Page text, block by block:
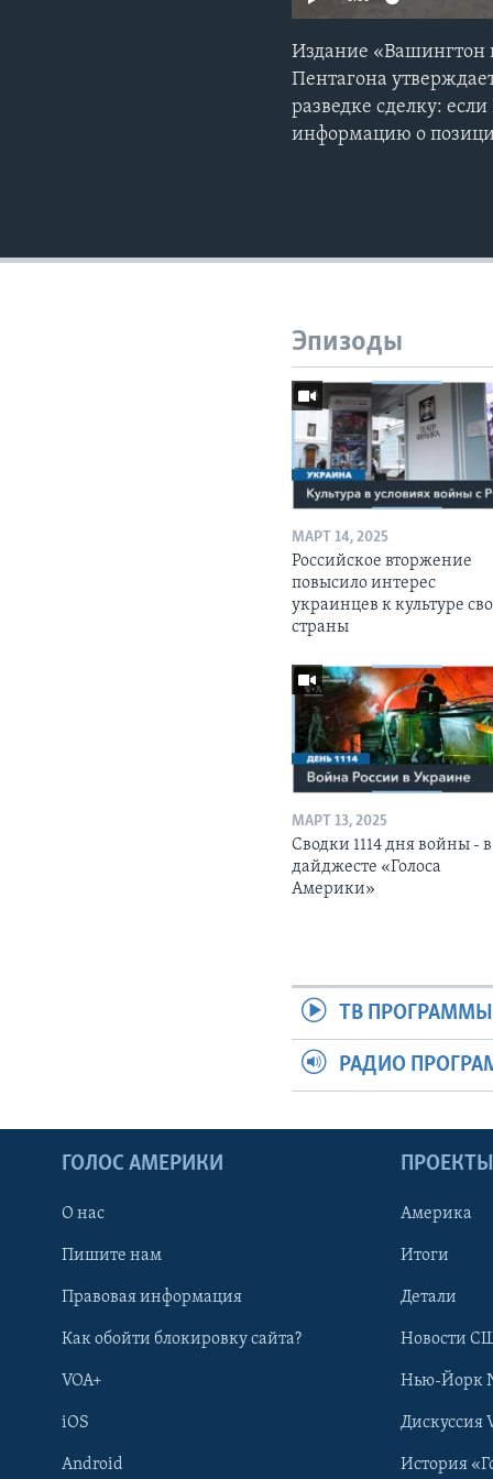
Издание «Вашингтон
Пентагона
разведке сделку:
информацию о
Эпизоды
МАРТ 14, 2025
Российское вторжение
повысило интерес
украинцев к культуре
страны
МАРТ 13, 2025
Сводки 1114 дня войны - в
дайджесте «Голоса
Америки»
ТВ ПРОГРАММЫ
РАДИО
ГОЛОС АМЕРИКИ
О нас
Пишите нам
Правовая информация
Как обойти блокировку сайта?
VOA+
iOS
Android
ПРОЕКТЫ
Америка
Итоги
Детали
Новости
Нью-Йорк
Дискуссия
История